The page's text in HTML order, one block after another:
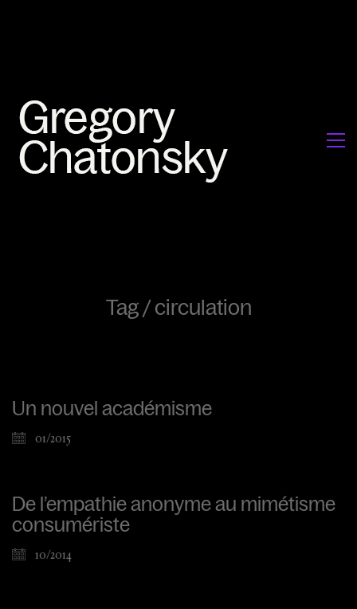
Tag /circulation
Un nouvel académisme
01/2015
De l’empathie anonyme au mimétisme
consumériste
10/2014